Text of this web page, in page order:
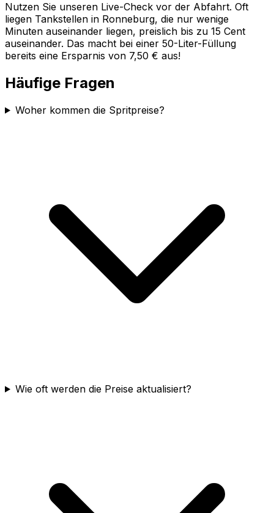
Nutzen Sie unseren Live-Check vor der Abfahrt. Oft
liegen Tankstellen in Ronneburg, die nur wenige
Minuten auseinander liegen, preislich bis zu 15 Cent
auseinander. Das macht bei einer 50-Liter-Füllung
bereits eine Ersparnis von 7,50 € aus!
Häufige Fragen
Woher kommen die Spritpreise?
Wie oft werden die Preise aktualisiert?